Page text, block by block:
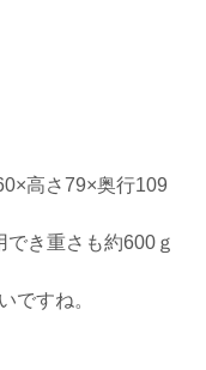
き重さも約600ｇ
ですね。